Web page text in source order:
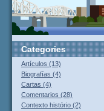
Categories
Artículos (13)
Biografías (4)
Cartas (4)
Comentarios (28)
Contexto histório (2)